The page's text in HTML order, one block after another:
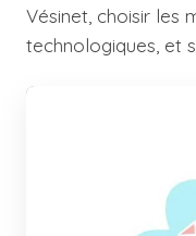
Vésinet, choisir les
technologiques, et